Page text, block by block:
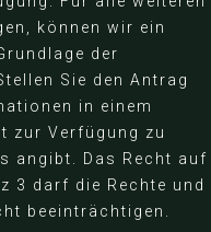
können wir ein
der
Sie den Antrag
in einem
zur Verfügung zu
angibt. Das Recht auf
3 darf die Rechte und
beeinträchtigen.